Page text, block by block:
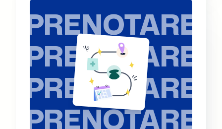
PRENOTARE
PRENOTARE
PRENOTARE
PRENOTARE